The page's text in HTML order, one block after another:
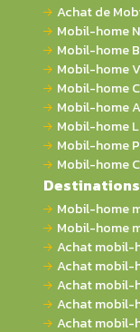
Achat de
Mobil-home
Mobil-home
Mobil-home
Mobil-home
Mobil-home
Mobil-home
Mobil-home
Mobil-home
Destinations
Mobil-home
Mobil-home
Achat mobil-
Achat mobil-
Achat mobil-
Achat mobil-
Achat mobil-